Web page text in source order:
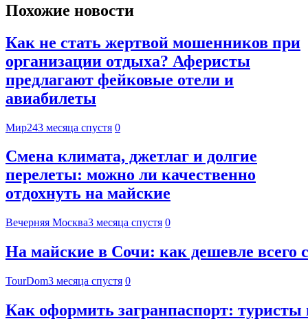
Похожие новости
Как не стать жертвой мошенников при
организации отдыха? Аферисты
предлагают фейковые отели и
авиабилеты
Мир243 месяца спустя 0
Смена климата, джетлаг и долгие
перелеты: можно ли качественно
отдохнуть на майские
Вечерняя Москва3 месяца спустя 0
На майские в Сочи: как дешевле всего
TourDom3 месяца спустя 0
Как оформить загранпаспорт: